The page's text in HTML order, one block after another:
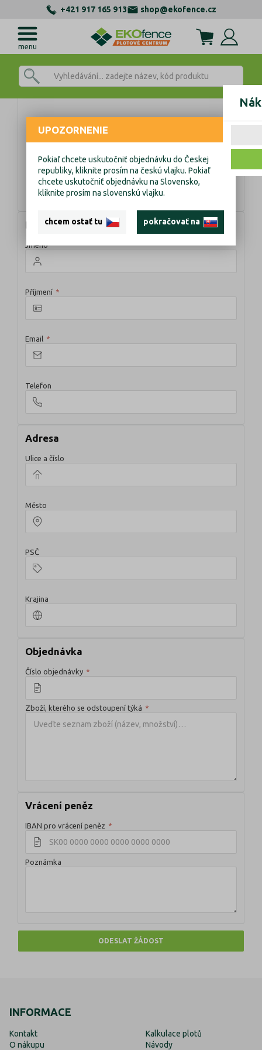
+421 917 165 913 shop@ekofence.cz
menu
Odstoupení od smlouvy
Vyplňte následující formulář pro odstoupení od kupní
smlouvy. Na e-mail vám zašleme potvrzující odkaz.
Kontaktní údaje
Jméno*
Příjmení *
Email *
Telefon
Adresa
Ulice a číslo
Město
PSČ
Krajina
Objednávka
Číslo objednávky *
Zboží, kterého se odstoupení týká *
Vrácení peněz
IBAN pro vrácení peněz *
Poznámka
ODESLAT ŽÁDOST
INFORMACE
Kontakt
O nákupu
Kalkulace plotů
Návody
UPOZORNENIE
Pokiaľ chcete uskutočniť objednávku do Českej
republiky, kliknite prosím na českú vlajku. Pokiaľ
chcete uskutočniť objednávku na Slovensko,
kliknite prosím na slovenskú vlajku.
chcem ostať tu pokračovať na